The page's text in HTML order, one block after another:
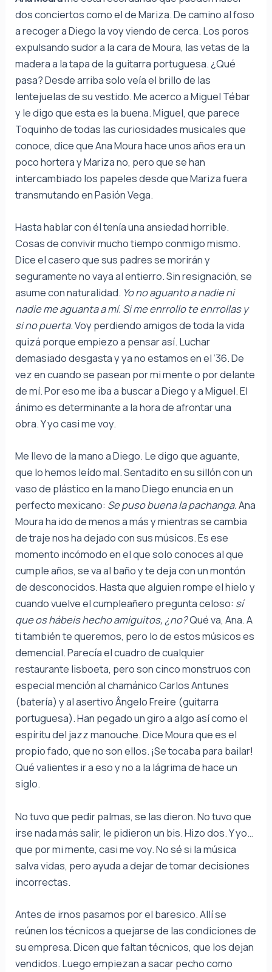
dos conciertos como el de Mariza. De camino al foso
a recoger a Diego la voy viendo de cerca. Los poros
expulsando sudor a la cara de Moura, las vetas de la
madera a la tapa de la guitarra portuguesa. ¿Qué
pasa? Desde arriba solo veía el brillo de las
lentejuelas de su vestido. Me acerco a Miguel Tébar
y le digo que esta es la buena. Miguel, que parece
Toquinho de todas las curiosidades musicales que
conoce, dice que Ana Moura hace unos años era un
poco hortera y Mariza no, pero que se han
intercambiado los papeles desde que Mariza fuera
transmutando en Pasión Vega.
Hasta hablar con él tenía una ansiedad horrible.
Cosas de convivir mucho tiempo conmigo mismo.
Dice el casero que sus padres se morirán y
seguramente no vaya al entierro. Sin resignación, se
asume con naturalidad. Yo no aguanto a nadie ni
nadie me aguanta a mí. Si me enrrollo te enrrollas y
si no puerta. Voy perdiendo amigos de toda la vida
quizá porque empiezo a pensar así. Luchar
demasiado desgasta y ya no estamos en el ’36. De
vez en cuando se pasean por mi mente o por delante
de mí. Por eso me iba a buscar a Diego y a Miguel. El
ánimo es determinante a la hora de afrontar una
obra. Y yo casi me voy.
Me llevo de la mano a Diego. Le digo que aguante,
que lo hemos leído mal. Sentadito en su sillón con un
vaso de plástico en la mano Diego enuncia en un
perfecto mexicano: Se puso buena la pachanga.Ana
Moura ha ido de menos a más y mientras se cambia
de traje nos ha dejado con sus músicos. Es ese
momento incómodo en el que solo conoces al que
cumple años, se va al baño y te deja con un montón
de desconocidos. Hasta que alguien rompe el hielo y
cuando vuelve el cumpleañero pregunta celoso: sí
que os hábeis hecho amiguitos, ¿no?Qué va, Ana. A
ti también te queremos, pero lo de estos músicos es
demencial. Parecía el cuadro de cualquier
restaurante lisboeta, pero son cinco monstruos con
especial mención al chamánico Carlos Antunes
(batería) y al asertivo Ângelo Freire (guitarra
portuguesa). Han pegado un giro a algo así como el
espíritu del jazz manouche. Dice Moura que es el
propio fado, que no son ellos. ¡Se tocaba para bailar!
Qué valientes ir a eso y no a la lágrima de hace un
siglo.
No tuvo que pedir palmas, se las dieron. No tuvo que
irse nada más salir, le pidieron un bis. Hizo dos. Y yo…
que por mi mente, casi me voy. No sé si la música
salva vidas, pero ayuda a dejar de tomar decisiones
incorrectas.
Antes de irnos pasamos por el baresico. Allí se
reúnen los técnicos a quejarse de las condiciones de
su empresa. Dicen que faltan técnicos, que los dejan
vendidos. Luego empiezan a sacar pecho como